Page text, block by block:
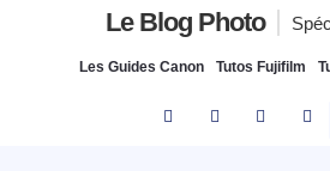
Le Blog Photo
Les Guides Canon Tutos Fujifilm